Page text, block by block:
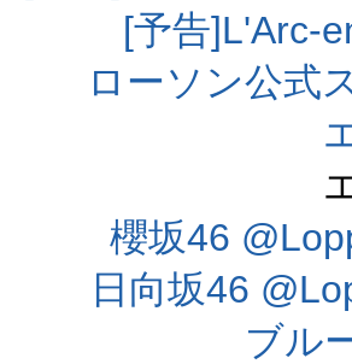
[予告]L'Arc-
ローソン公式
櫻坂46
日向坂46
ブル